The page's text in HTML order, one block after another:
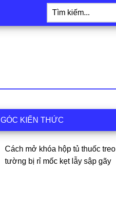
Tìm
kiếm...
GÓC KIẾN THỨC
Cách mở khóa hộp tủ thuốc treo
tường bị rỉ mốc kẹt lẫy sập gãy